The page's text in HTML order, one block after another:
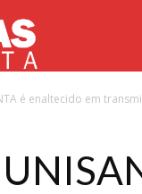
Unisanta
é enaltecido em